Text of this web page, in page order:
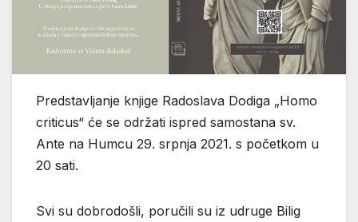
Predstavljanje knjige Radoslava Dodiga „Homo
criticus“ će se održati ispred samostana sv.
Ante na Humcu 29. srpnja 2021. s početkom u
20 sati.
Svi su dobrodošli, poručili su iz udruge Bilig